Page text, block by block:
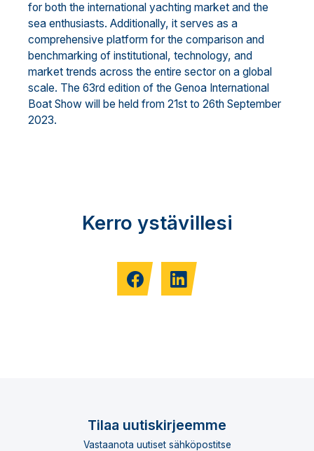
for both the international yachting market and the
sea enthusiasts. Additionally, it serves as a
comprehensive platform for the comparison and
benchmarking of institutional, technology, and
market trends across the entire sector on a global
scale. The 63rd edition of the Genoa International
Boat Show will be held from 21st to 26th September
2023.
Kerro ystävillesi
Tilaa uutiskirjeemme
Vastaanota uutiset sähköpostitse